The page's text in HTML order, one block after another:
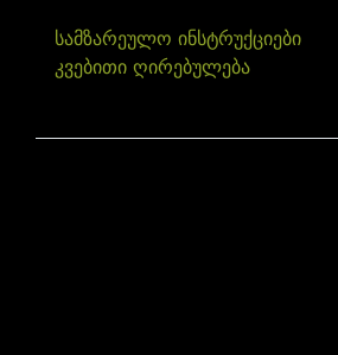
სამზარეულო ინსტრუქციები
კვებითი ღირებულება